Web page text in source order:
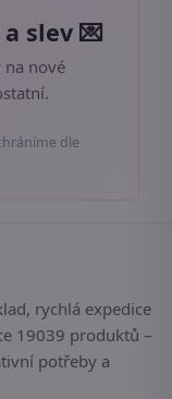
slev 💌
na nové
dle
rychlá expedice
19039 produktů –
potřeby a